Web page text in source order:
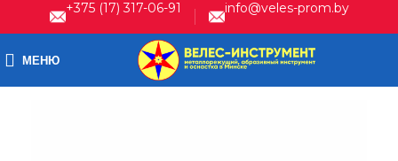
+375 (17) 317-06-91 info@veles-prom.by
МЕНЮ